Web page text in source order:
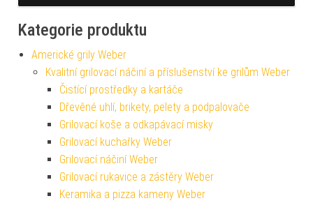
Kategorie produktu
Americké grily Weber
Kvalitní grilovací náčiní a příslušenství ke grilům Weber
Čistící prostředky a kartáče
Dřevěné uhlí, brikety, pelety a podpalovače
Grilovací koše a odkapávací misky
Grilovací kuchařky Weber
Grilovací náčiní Weber
Grilovací rukavice a zástěry Weber
Keramika a pizza kameny Weber